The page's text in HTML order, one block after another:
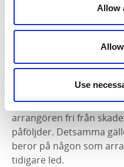
Allow
Use
vad du betalat, med
stugan/lägenheten.
För det fall resan inte
hinder utanför
avtalet ingicks och vars
skäligen kunde ha
arrangören fri från
påföljder. Detsamma
beror på någon som
tidigare led.